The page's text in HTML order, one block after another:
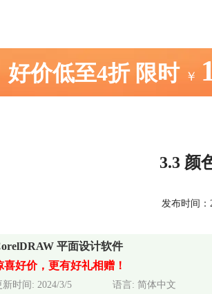
好价低至4折 限时 ￥
3.3 颜
发布时间：
平面设计软件
喜好价，更有好礼相赠！
新时间: 2024/3/5 语言: 简体中文